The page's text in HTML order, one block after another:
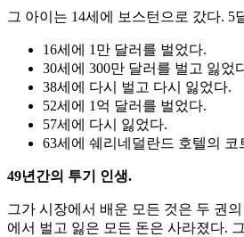
그 아이는 14세에 보스턴으로 갔다. 5
16세에 1만 달러를 벌었다.
30세에 300만 달러를 벌고 잃었
38세에 다시 벌고 다시 잃었다.
52세에 1억 달러를 벌었다.
57세에 다시 잃었다.
63세에 쉐리네덜란드 호텔의 코
49년간의 투기 인생.
그가 시장에서 배운 모든 것은 두 권
에서 벌고 잃은 모든 돈은 사라졌다.